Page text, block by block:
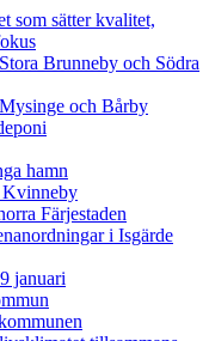
som sätter kvalitet,
Brunneby och Södra
och Bårby
hamn
Färjestaden
i Isgärde
januari